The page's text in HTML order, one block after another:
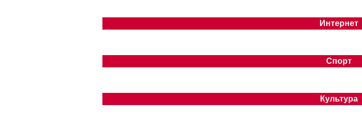
Интернет
Спорт
Культура